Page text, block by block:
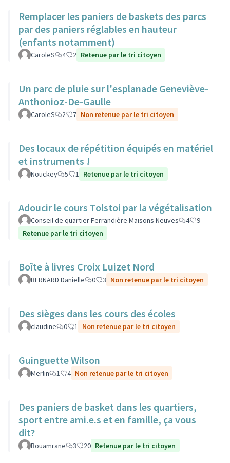
Remplacer les paniers de baskets des parcs
par des paniers réglables en hauteur
(enfants notamment)
CaroleS 4 2 Retenue par le tri citoyen
Un parc de pluie sur l'esplanade Geneviève-
Anthonioz-De-Gaulle
CaroleS 2 7 Non retenue par le tri citoyen
Des locaux de répétition équipés en matériel
et instruments !
Nouckey 5 1 Retenue par le tri citoyen
Adoucir le cours Tolstoi par la végétalisation
Conseil de quartier Ferrandière Maisons Neuves 4
9
Retenue par le tri citoyen
Boîte à livres Croix Luizet Nord
BERNARD Danielle 0 3 Non retenue par le tri citoyen
Des sièges dans les cours des écoles
claudine 0 1 Non retenue par le tri citoyen
Guinguette Wilson
Merlin 1 4 Non retenue par le tri citoyen
Des paniers de basket dans les quartiers,
sport entre ami.e.s et en famille, ça vous
dit?
Bouamrane 3 20 Retenue par le tri citoyen